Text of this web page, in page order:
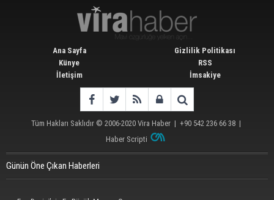
Ana Sayfa
Künye
İletişim
Gizlilik Politikası
RSS
İmsakiye
Tüm Hakları Saklıdır © 2006-2020 Vira Haber | +90 542 236 66 38 |
Haber Scripti
Günün Öne Çıkan Haberleri